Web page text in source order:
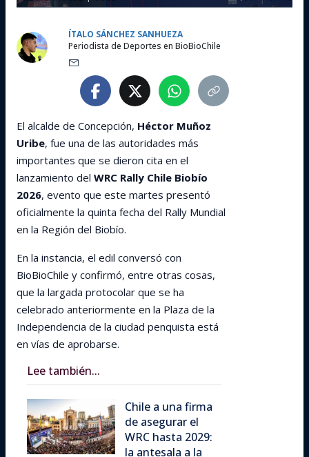
ÍTALO SÁNCHEZ SANHUEZA
Periodista de Deportes en BioBioChile
El alcalde de Concepción, Héctor Muñoz
Uribe, fue una de las autoridades más
importantes que se dieron cita en el
lanzamiento del WRC Rally Chile Biobío
2026, evento que este martes presentó
oficialmente la quinta fecha del Rally Mundial
en la Región del Biobío.
En la instancia, el edil conversó con
BioBioChile y confirmó, entre otras cosas,
que la largada protocolar que se ha
celebrado anteriormente en la Plaza de la
Independencia de la ciudad penquista está
en vías de aprobarse.
Lee también...
Chile a una firma
de asegurar el
WRC hasta 2029:
la antesala a la